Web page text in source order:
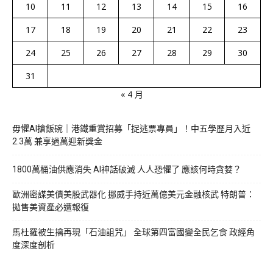
10
11 12 13 14 15
16
17
18 19 20 21 22
23
24
25 26 27 28 29
30
31
« 4 月
毋懼AI搶飯碗｜港鐵重賞招募「捉逃票專員」！中五學歷月入近
2.3萬 兼享過萬迎新獎金
1800萬桶油供應消失 AI神話破滅 人人恐懼了 應該何時貪婪？
歐洲密謀美債美股武器化 挪威手持近萬億美元金融核武 特朗普：
拋售美資產必遭報復
馬杜羅被生擒再現「石油詛咒」 全球第四富國變全民乞食 政經角
度深度剖析